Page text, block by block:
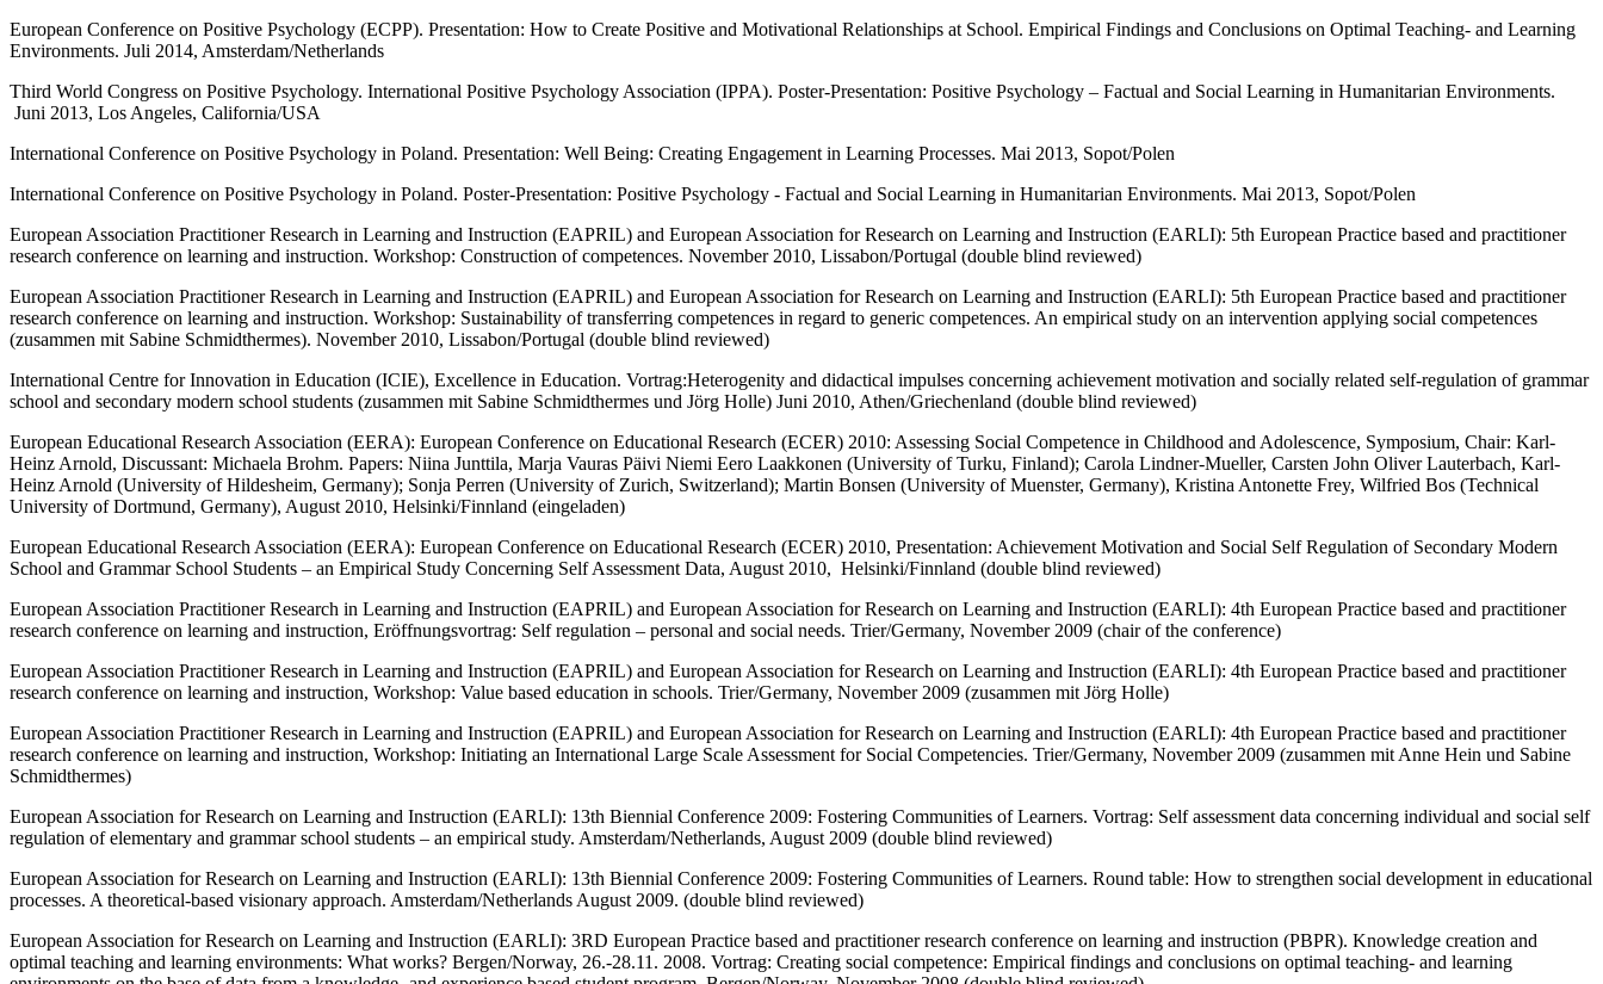
European Conference on Positive Psychology (ECPP). Presentation: How to Create Positive and Motivational Relationships at School. Empirical Findings and Conclusions on Optimal Teaching- and Learning
Environments. Juli 2014, Amsterdam/Netherlands
Third World Congress on Positive Psychology. International Positive Psychology Association (IPPA). Poster-Presentation: Positive Psychology – Factual and Social Learning in Humanitarian Environments.
Juni 2013, Los Angeles, California/USA
International Conference on Positive Psychology in Poland. Presentation: Well Being: Creating Engagement in Learning Processes. Mai 2013, Sopot/Polen
International Conference on Positive Psychology in Poland. Poster-Presentation: Positive Psychology - Factual and Social Learning in Humanitarian Environments. Mai 2013, Sopot/Polen
European Association Practitioner Research in Learning and Instruction (EAPRIL) and European Association for Research on Learning and Instruction (EARLI): 5th European Practice based and practitioner
research conference on learning and instruction. Workshop: Construction of competences. November 2010, Lissabon/Portugal (double blind reviewed)
European Association Practitioner Research in Learning and Instruction (EAPRIL) and European Association for Research on Learning and Instruction (EARLI): 5th European Practice based and practitioner
research conference on learning and instruction. Workshop: Sustainability of transferring competences in regard to generic competences. An empirical study on an intervention applying social competences
(zusammen mit Sabine Schmidthermes). November 2010, Lissabon/Portugal (double blind reviewed)
International Centre for Innovation in Education (ICIE), Excellence in Education. Vortrag:Heterogenity and didactical impulses concerning achievement motivation and socially related self-regulation of grammar
school and secondary modern school students (zusammen mit Sabine Schmidthermes und Jörg Holle) Juni 2010, Athen/Griechenland (double blind reviewed)
European Educational Research Association (EERA): European Conference on Educational Research (ECER) 2010: Assessing Social Competence in Childhood and Adolescence, Symposium, Chair: Karl-
Heinz Arnold, Discussant: Michaela Brohm. Papers: Niina Junttila, Marja Vauras Päivi Niemi Eero Laakkonen (University of Turku, Finland); Carola Lindner-Mueller, Carsten John Oliver Lauterbach, Karl-
Heinz Arnold (University of Hildesheim, Germany); Sonja Perren (University of Zurich, Switzerland); Martin Bonsen (University of Muenster, Germany), Kristina Antonette Frey, Wilfried Bos (Technical
University of Dortmund, Germany), August 2010, Helsinki/Finnland (eingeladen)
European Educational Research Association (EERA): European Conference on Educational Research (ECER) 2010, Presentation: Achievement Motivation and Social Self Regulation of Secondary Modern
School and Grammar School Students – an Empirical Study Concerning Self Assessment Data, August 2010, Helsinki/Finnland (double blind reviewed)
European Association Practitioner Research in Learning and Instruction (EAPRIL) and European Association for Research on Learning and Instruction (EARLI): 4th European Practice based and practitioner
research conference on learning and instruction, Eröffnungsvortrag: Self regulation – personal and social needs. Trier/Germany, November 2009 (chair of the conference)
European Association Practitioner Research in Learning and Instruction (EAPRIL) and European Association for Research on Learning and Instruction (EARLI): 4th European Practice based and practitioner
research conference on learning and instruction, Workshop: Value based education in schools. Trier/Germany, November 2009 (zusammen mit Jörg Holle)
European Association Practitioner Research in Learning and Instruction (EAPRIL) and European Association for Research on Learning and Instruction (EARLI): 4th European Practice based and practitioner
research conference on learning and instruction, Workshop: Initiating an International Large Scale Assessment for Social Competencies. Trier/Germany, November 2009 (zusammen mit Anne Hein und Sabine
Schmidthermes)
European Association for Research on Learning and Instruction (EARLI): 13th Biennial Conference 2009: Fostering Communities of Learners. Vortrag: Self assessment data concerning individual and social self
regulation of elementary and grammar school students – an empirical study. Amsterdam/Netherlands, August 2009 (double blind reviewed)
European Association for Research on Learning and Instruction (EARLI): 13th Biennial Conference 2009: Fostering Communities of Learners. Round table: How to strengthen social development in educational
processes. A theoretical-based visionary approach. Amsterdam/Netherlands August 2009. (double blind reviewed)
European Association for Research on Learning and Instruction (EARLI): 3RD European Practice based and practitioner research conference on learning and instruction (PBPR). Knowledge creation and
optimal teaching and learning environments: What works? Bergen/Norway, 26.-28.11. 2008. Vortrag: Creating social competence: Empirical findings and conclusions on optimal teaching- and learning